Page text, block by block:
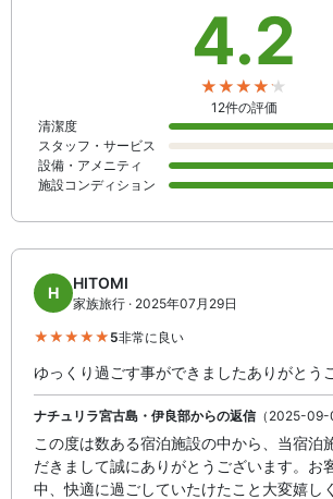
4.2
12件の評価
清潔度
スタッフ・サービス
設備・アメニティ
施設コンディション
H
HITOMI
家族旅行 · 2025年07月29日
5非常に良い
ゆっくり過ごす事ができましたありがとう
ナチュリラ宮古島・伊良部からの返信（2025-09-
この度は数ある宿泊施設の中から、当宿泊
だきまして誠にありがとうございます。お
中、快適に過ごしていたけたこと大変嬉し